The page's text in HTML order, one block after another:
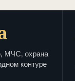
МЧС, охрана
контуре